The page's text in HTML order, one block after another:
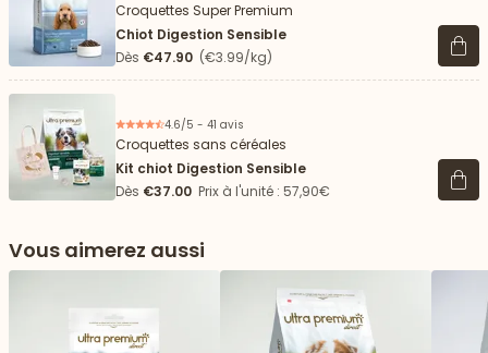
Croquettes Super Premium
Chiot Digestion Sensible
Dès €47.90 (€3.99/kg) Voir
4.6/5 - 41 avis
Croquettes sans céréales
Kit chiot Digestion Sensible
Dès €37.00 Prix à l'unité : 57,90€ Voir
Vous aimerez aussi